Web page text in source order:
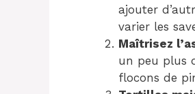
ajouter
varier les
Maîtrisez
un peu plus
flocons de